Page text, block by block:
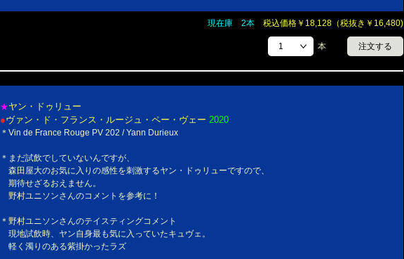
現在庫 2本 税込価格￥18,128（税抜き￥16,480)
本 注文する
★ヤン・ドゥリュー
●ヴァン・ド・フランス・ルージュ・ペー・ヴェー 2020
＊Vin de France Rouge PV 202 / Yann Durieux
＊まだ試飲でしていないんですが、
森田屋大のお気に入りの感性を刺激するヤン・ドゥリューですので、
期待せざるおえません。
野村ユニソンさんのコメントを参考に！
＊野村ユニソンさんのテイスティングコメント
現地試飲時、ヤン自身最も気に入っていたキュヴェ。
軽く濁りのある紫掛かったラズ